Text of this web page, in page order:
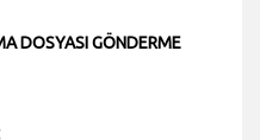
DOSYASI GÖNDERME